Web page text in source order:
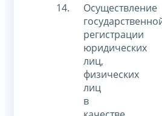
Осуществление
регистрации
юридических
лиц,
физических
лиц
в